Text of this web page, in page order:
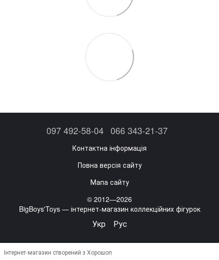
097 492-58-04 066 343-21-37
Контактна інформація
Повна версія сайту
Мапа сайту
© 2012—2026
BigBoys'Toys — інтернет-магазин коллекційних фігурок
Укр Рус
Інтернет-магазин створений з Хорошоп